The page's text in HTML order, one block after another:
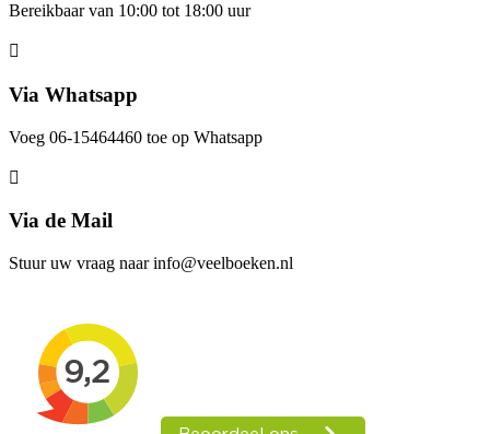
Bereikbaar van 10:00 tot 18:00 uur
Via Whatsapp
Voeg 06-15464460 toe op Whatsapp
Via de Mail
Stuur uw vraag naar info@veelboeken.nl